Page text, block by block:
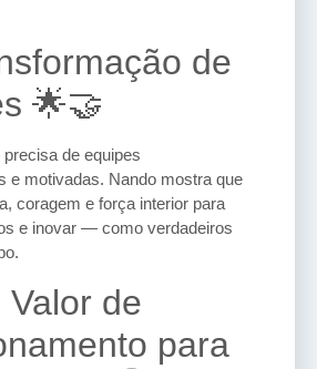
de
🌟🤝
de equipes
e motivadas. Nando mostra que
coragem e força interior para
e inovar — como verdadeiros
Valor de
para